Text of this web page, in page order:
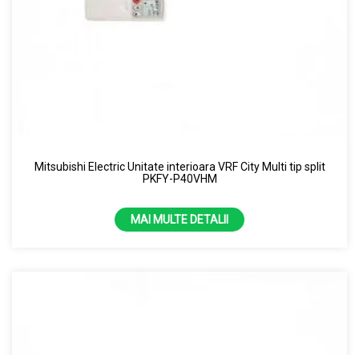
Mitsubishi Electric Unitate interioara VRF City Multi tip split
PKFY-P40VHM
MAI MULTE DETALII